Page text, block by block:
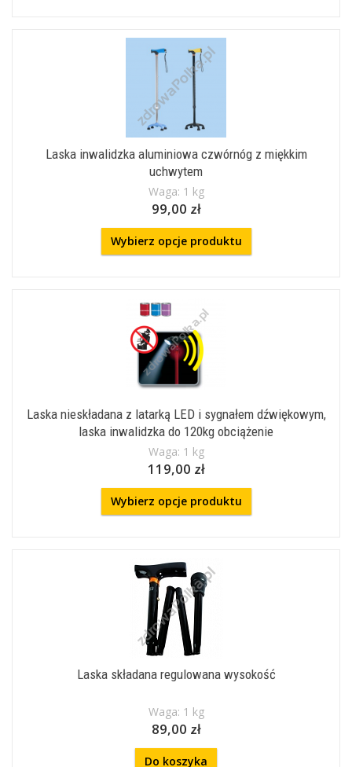
Laska inwalidzka aluminiowa czwórnóg z miękkim
uchwytem
Waga: 1 kg
99,00 zł
Wybierz opcje produktu
Laska nieskładana z latarką LED i sygnałem dźwiękowym,
laska inwalidzka do 120kg obciążenie
Waga: 1 kg
119,00 zł
Wybierz opcje produktu
Laska składana regulowana wysokość
Waga: 1 kg
89,00 zł
Do koszyka